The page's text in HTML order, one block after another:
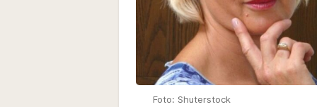
Foto: Shuterstock